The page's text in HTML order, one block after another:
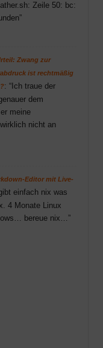
Zeile 50: bc:
”
Zwang zur
ist rechtmäßig
: “Ich traue der
dem
meine
nicht an
Editor mit Live-
einfach nix was
4 Monate Linux
bereue nix…”